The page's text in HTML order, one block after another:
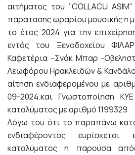
αιτήματος του ‘’COLLACU
παράτασης ωραρίου μουσικής η
το έτος 2024 για την
εντός του Ξενοδοχείου
Καφετέρια –Σνάκ Μπαρ -
Λεωφόρου Ηρακλειδών &
αίτηση ενδιαφερομένου με
09-2024.και Γνωστοποίηση
καταλύματος με αριθμό 1199329
Λόγω του ότι το παραπάνω
ενδιαφέροντος ευρίσκεται
καταλύματος η παρούσα